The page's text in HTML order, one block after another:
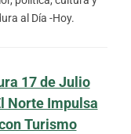
al Día -Hoy.
17 de Julio
Norte Impulsa
Turismo